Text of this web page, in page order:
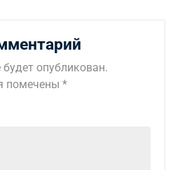
опубликован.
помечены *